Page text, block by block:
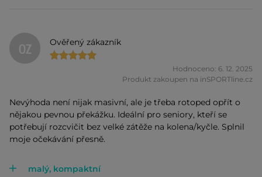
OZ Ověřený zákazník
Hodnoceno: 6. 12. 2025
Produkt zakoupen na inSPORTline.cz
Nevýhoda není nijak masivní, ale je třeba rotoped opřít o
nějakou pevnou překážku. Ideální pro seniory, kteří se
potřebují rozcvičit bez velké zátěže na kolena/kyčle. Splnil
moje očekávání přesně.
malý, kompaktní